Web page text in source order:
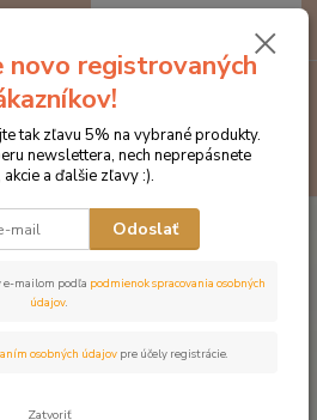
Hľadať
za0 €
ZĽAVY! Podsedlové dečky
novo registrovaných
tak zľavu 5% na vybrané produkty.
newslettera, nech neprepásnete
akcie a ďalšie zľavy :).
Odoslať
e-mailom podľa podmienok spracovania osobných
údajov.
osobných údajov pre účely registrácie.
Zatvoriť